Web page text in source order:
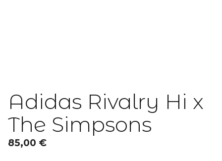
Adidas Rivalry Hi x
The Simpsons
85,00 €